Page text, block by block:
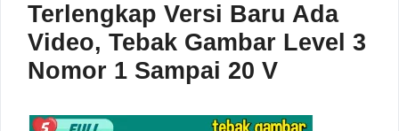
Terlengkap Versi Baru Ada
Video, Tebak Gambar Level 3
Nomor 1 Sampai 20 V